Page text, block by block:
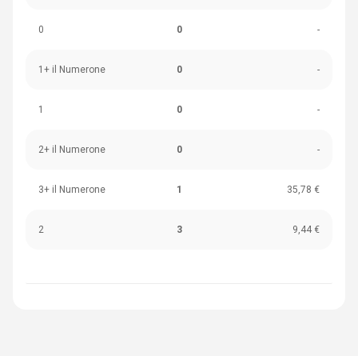
0 0 -
1+ il Numerone 0 -
1 0 -
2+ il Numerone 0 -
3+ il Numerone 1 35,78 €
2 3 9,44 €